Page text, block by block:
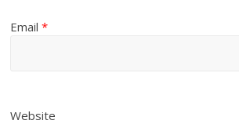
Email*
Website